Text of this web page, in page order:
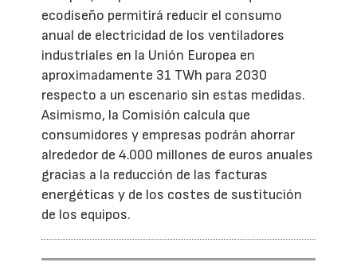
ecodiseño permitirá reducir el consumo
anual de electricidad de los ventiladores
industriales en la Unión Europea en
aproximadamente 31 TWh para 2030
respecto a un escenario sin estas medidas.
Asimismo, la Comisión calcula que
consumidores y empresas podrán ahorrar
alrededor de 4.000 millones de euros anuales
gracias a la reducción de las facturas
energéticas y de los costes de sustitución
de los equipos.